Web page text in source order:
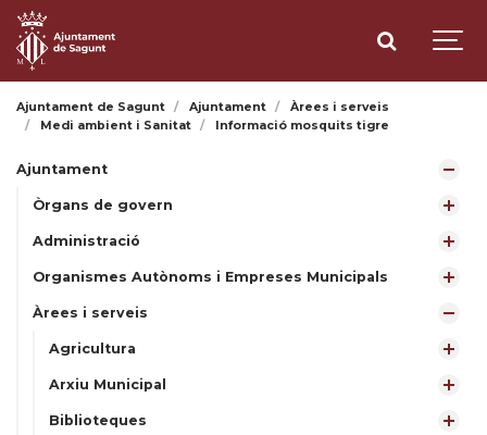
Ajuntament de Sagunt Ajuntament
Àrees i serveis
Medi ambient i Sanitat
Informació mosquits tigre
Ajuntament
Òrgans de govern
Administració
Organismes Autònoms i Empreses Municipals
Àrees i serveis
Agricultura
Arxiu Municipal
Biblioteques